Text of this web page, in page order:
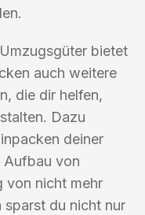
bietet
auch weitere
die dir helfen,
Dazu
deiner
Aufbau von
von nicht mehr
du nicht nur